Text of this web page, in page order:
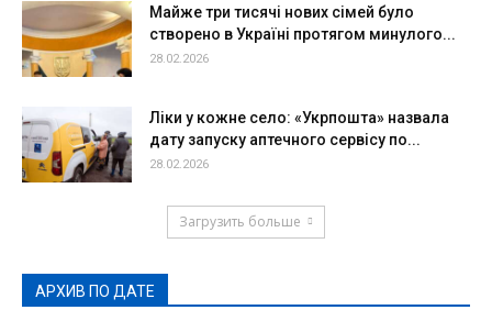
Майже три тисячі нових сімей було
створено в Україні протягом минулого...
28.02.2026
Ліки у кожне село: «Укрпошта» назвала
дату запуску аптечного сервісу по...
28.02.2026
Загрузить больше
АРХИВ ПО ДАТЕ